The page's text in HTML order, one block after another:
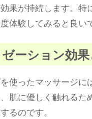
果が持続します。
体験してみると良い
ーション効
使ったマッサージ
肌に優しく触れる
るのです。